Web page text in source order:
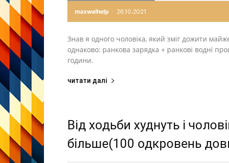
maxwelhelp - 26.10.2021
Знав я одного чоловіка, який зміг дожити
однаково: ранкова зарядка + ранкові водні
години.
читати далі
Від ходьби худнуть і
більше(100 одкровень